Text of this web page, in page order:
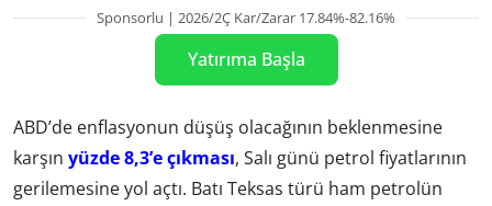
Sponsorlu | 2026/2Ç Kar/Zarar 17.84%-82.16%
Yatırıma Başla
ABD’de enflasyonun düşüş olacağının beklenmesine
karşın yüzde 8,3’e çıkması, Salı günü petrol fiyatlarının
gerilemesine yol açtı. Batı Teksas türü ham petrolün